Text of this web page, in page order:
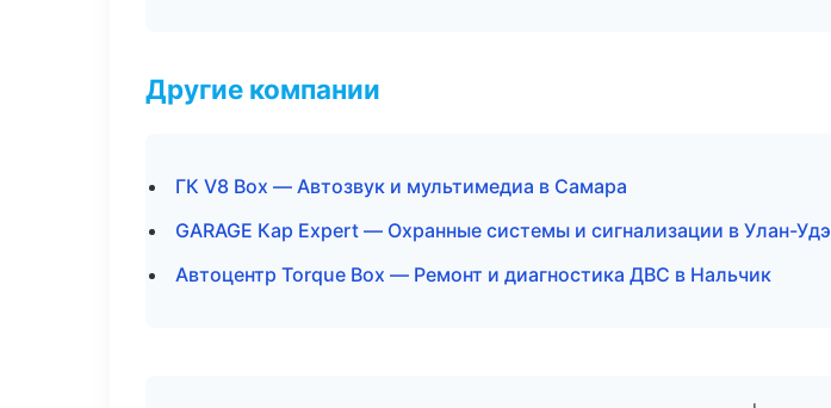
Другие компании
ГК V8 Box — Автозвук и мультимедиа в Самара
GARAGE Кар Expert — Охранные системы и сигнализации в Улан-Удэ
Автоцентр Torque Box — Ремонт и диагностика ДВС в Нальчик